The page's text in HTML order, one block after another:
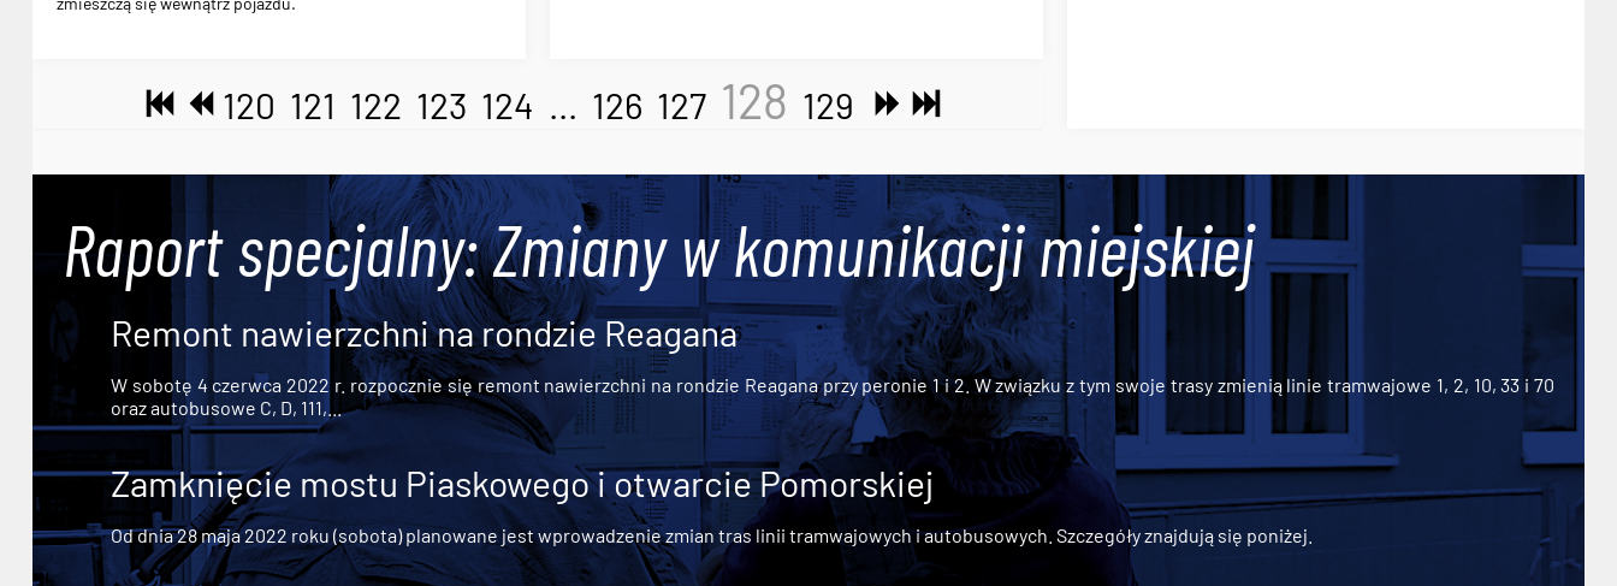
120 121 122 123 124 ... 126 127 128 129
Raport specjalny: Zmiany w komunikacji miejskiej
Remont nawierzchni na rondzie Reagana
W sobotę 4 czerwca 2022 r. rozpocznie się remont nawierzchni na rondzie Reagana przy peronie 1 i 2. W związku z tym swoje trasy zmienią linie tramwajowe 1, 2, 10, 33 i 70
oraz autobusowe C, D, 111,...
Zamknięcie mostu Piaskowego i otwarcie Pomorskiej
Od dnia 28 maja 2022 roku (sobota) planowane jest wprowadzenie zmian tras linii tramwajowych i autobusowych. Szczegóły znajdują się poniżej.